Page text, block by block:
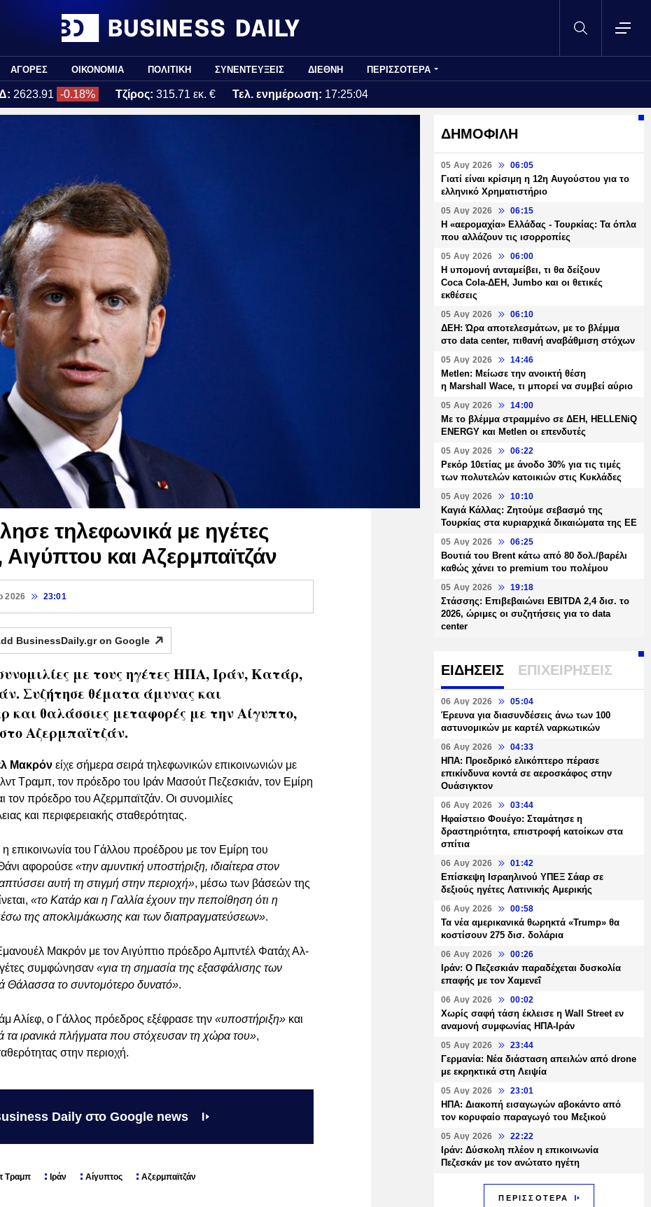
ΑΓΟΡΕΣ ΟΙΚΟΝΟΜΙΑ ΠΟΛΙΤΙΚΗ ΣΥΝΕΝΤΕΥΞΕΙΣ ΔΙΕΘΝΗ ΠΕΡΙΣΣΟΤΕΡΑ
2623.91 -0.18% Τζίρος: 315.71 εκ. € Τελ. ενημέρωση: 17:25:04
τηλεφωνικά με ηγέτες
και Αζερμπαϊτζάν
2026 23:01
BusinessDaily.gr on Google
με τους ηγέτες ΗΠΑ, Ιράν, Κατάρ,
Συζήτησε θέματα άμυνας και
και θαλάσσιες μεταφορές με την Αίγυπτο,
Αζερμπαϊτζάν.
Μακρόν είχε σήμερα σειρά τηλεφωνικών επικοινωνιών με
Τραμπ, τον πρόεδρο του Ιράν Μασούτ Πεζεσκιάν, τον Εμίρη
τον πρόεδρο του Αζερμπαϊτζάν. Οι συνομιλίες
και περιφερειακής σταθερότητας.
επικοινωνία του Γάλλου προέδρου με τον Εμίρη του
αφορούσε «την αμυντική υποστήριξη, ιδιαίτερα στον
αυτή τη στιγμή στην περιοχή», μέσω των βάσεών της
«το Κατάρ και η Γαλλία έχουν την πεποίθηση ότι η
της αποκλιμάκωσης και των διαπραγματεύσεων».
Μακρόν με τον Αιγύπτιο πρόεδρο Αμπντέλ Φατάχ Αλ-
συμφώνησαν «για τη σημασία της εξασφάλισης των
το συντομότερο δυνατό».
Αλίεφ, ο Γάλλος πρόεδρος εξέφρασε την «υποστήριξη» και
τα ιρανικά πλήγματα που στόχευσαν τη χώρα του»,
στην περιοχή.
Daily στο Google news
Τραμπ Ιράν Αίγυπτος Αζερμπαϊτζάν
ΔΗΜΟΦΙΛΗ
05 Αυγ 2026 06:05
Γιατί είναι κρίσιμη η 12η Αυγούστου για το
ελληνικό Χρηματιστήριο
05 Αυγ 2026 06:15
Η «αερομαχία» Ελλάδας - Τουρκίας: Τα όπλα
που αλλάζουν τις ισορροπίες
05 Αυγ 2026 06:00
Η υπομονή ανταμείβει, τι θα δείξουν
Coca Cola-ΔΕΗ, Jumbo και οι θετικές
εκθέσεις
05 Αυγ 2026 06:10
ΔΕΗ: Ώρα αποτελεσμάτων, με το βλέμμα
στο data center, πιθανή αναβάθμιση στόχων
05 Αυγ 2026 14:46
Metlen: Μείωσε την ανοικτή θέση
η Marshall Wace, τι μπορεί να συμβεί αύριο
05 Αυγ 2026 14:00
Με το βλέμμα στραμμένο σε ΔΕΗ, HELLENiQ
ENERGY και Metlen οι επενδυτές
05 Αυγ 2026 06:22
Ρεκόρ 10ετίας με άνοδο 30% για τις τιμές
των πολυτελών κατοικιών στις Κυκλάδες
05 Αυγ 2026 10:10
Καγιά Κάλλας: Ζητούμε σεβασμό της
Τουρκίας στα κυριαρχικά δικαιώματα της ΕΕ
05 Αυγ 2026 06:25
Βουτιά του Brent κάτω από 80 δολ./βαρέλι
καθώς χάνει το premium του πολέμου
05 Αυγ 2026 19:18
Στάσσης: Επιβεβαιώνει EBITDA 2,4 δισ. το
2026, ώριμες οι συζητήσεις για το data
center
ΕΙΔΗΣΕΙΣ ΕΠΙΧΕΙΡΗΣΕΙΣ
06 Αυγ 2026 05:04
Έρευνα για διασυνδέσεις άνω των 100
αστυνομικών με καρτέλ ναρκωτικών
06 Αυγ 2026 04:33
ΗΠΑ: Προεδρικό ελικόπτερο πέρασε
επικίνδυνα κοντά σε αεροσκάφος στην
Ουάσιγκτον
06 Αυγ 2026 03:44
Ηφαίστειο Φουέγο: Σταμάτησε η
δραστηριότητα, επιστροφή κατοίκων στα
σπίτια
06 Αυγ 2026 01:42
Επίσκεψη Ισραηλινού ΥΠΕΞ Σάαρ σε
δεξιούς ηγέτες Λατινικής Αμερικής
06 Αυγ 2026 00:58
Τα νέα αμερικανικά θωρηκτά «Trump» θα
κοστίσουν 275 δισ. δολάρια
06 Αυγ 2026 00:26
Ιράν: Ο Πεζεσκιάν παραδέχεται δυσκολία
επαφής με τον Χαμενεΐ
06 Αυγ 2026 00:02
Χωρίς σαφή τάση έκλεισε η Wall Street εν
αναμονή συμφωνίας ΗΠΑ-Ιράν
05 Αυγ 2026 23:44
Γερμανία: Νέα διάσταση απειλών από drone
με εκρηκτικά στη Λειψία
05 Αυγ 2026 23:01
ΗΠΑ: Διακοπή εισαγωγών αβοκάντο από
τον κορυφαίο παραγωγό του Μεξικού
05 Αυγ 2026 22:22
Ιράν: Δύσκολη πλέον η επικοινωνία
Πεζεσκάν με τον ανώτατο ηγέτη
ΠΕΡΙΣΣΟΤΕΡΑ